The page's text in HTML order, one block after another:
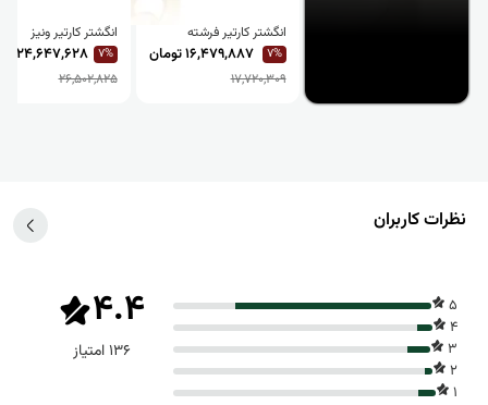
انگشتر کارتیر فرشته
7% 16,479,887 تومان
17,720,309
انگشتر کارتیر ونیز
7% 24,647,628 تومان
26,502,825
نظرات کاربران
5
4
3
2
1
4.4
136 امتیاز